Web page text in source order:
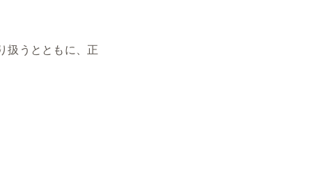
扱うとともに、正